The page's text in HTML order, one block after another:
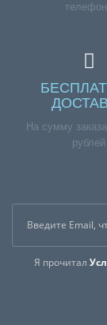
На сумму
рублей
Я прочитал